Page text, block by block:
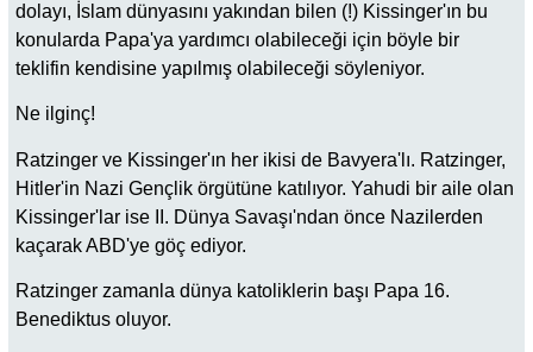
dolayı, İslam dünyasını yakından bilen (!) Kissinger'ın bu
konularda Papa'ya yardımcı olabileceği için böyle bir
teklifin kendisine yapılmış olabileceği söyleniyor.
Ne ilginç!
Ratzinger ve Kissinger'ın her ikisi de Bavyera'lı. Ratzinger,
Hitler'in Nazi Gençlik örgütüne katılıyor. Yahudi bir aile olan
Kissinger'lar ise II. Dünya Savaşı'ndan önce Nazilerden
kaçarak ABD'ye göç ediyor.
Ratzinger zamanla dünya katoliklerin başı Papa 16.
Benediktus oluyor.